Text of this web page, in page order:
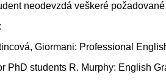
neodevzdá veškeré
Giormani: Professional
PhD students R. Murphy: English